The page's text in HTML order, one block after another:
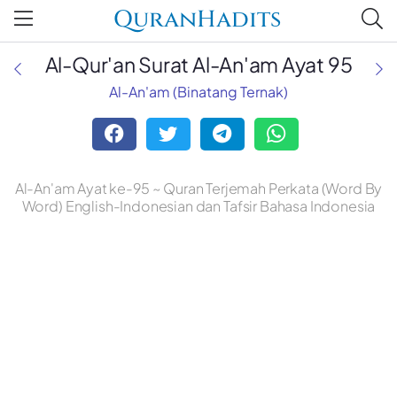
QuranHadits
Al-Qur'an Surat Al-An'am Ayat 95
Al-An'am (Binatang Ternak)
Al-An'am Ayat ke-95 ~ Quran Terjemah Perkata (Word By
Word) English-Indonesian dan Tafsir Bahasa Indonesia